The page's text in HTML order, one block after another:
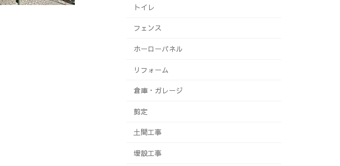
トイレ
フェンス
ホーローパネル
リフォーム
倉庫・ガレージ
剪定
土間工事
埋設工事